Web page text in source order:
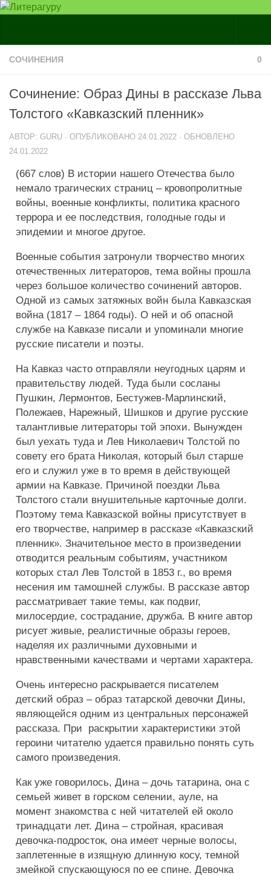
Главная
Кунилингвист
Анализ произведений
Доклады
Абитуриентам
Контакты
Рекламодателям
Разбор слов
СОЧИНЕНИЯ 0
Сочинение: Образ Дины в рассказе Льва
Толстого «Кавказский пленник»
АВТОР: GURU · ОПУБЛИКОВАНО 24.01.2022 · ОБНОВЛЕНО
24.01.2022
(667 слов) В истории нашего Отечества было
немало трагических страниц – кровопролитные
войны, военные конфликты, политика красного
террора и ее последствия, голодные годы и
эпидемии и многое другое.
Военные события затронули творчество многих
отечественных литераторов, тема войны прошла
через большое количество сочинений авторов.
Одной из самых затяжных войн была Кавказская
война (1817 – 1864 годы). О ней и об опасной
службе на Кавказе писали и упоминали многие
русские писатели и поэты.
На Кавказ часто отправляли неугодных царям и
правительству людей. Туда были сосланы
Пушкин, Лермонтов, Бестужев-Марлинский,
Полежаев, Нарежный, Шишков и другие русские
талантливые литераторы той эпохи. Вынужден
был уехать туда и Лев Николаевич Толстой по
совету его брата Николая, который был старше
его и служил уже в то время в действующей
армии на Кавказе. Причиной поездки Льва
Толстого стали внушительные карточные долги.
Поэтому тема Кавказской войны присутствует в
его творчестве, например в рассказе «Кавказский
пленник». Значительное место в произведении
отводится реальным событиям, участником
которых стал Лев Толстой в 1853 г., во время
несения им тамошней службы. В рассказе автор
рассматривает такие темы, как подвиг,
милосердие, сострадание, дружба. В книге автор
рисует живые, реалистичные образы героев,
наделяя их различными духовными и
нравственными качествами и чертами характера.
Очень интересно раскрывается писателем
детский образ – образ татарской девочки Дины,
являющейся одним из центральных персонажей
рассказа. При раскрытии характеристики этой
героини читателю удается правильно понять суть
самого произведения.
Как уже говорилось, Дина – дочь татарина, она с
семьей живет в горском селении, ауле, на
момент знакомства с ней читателей ей около
тринадцати лет. Дина – стройная, красивая
девочка-подросток, она имеет черные волосы,
заплетенные в изящную длинную косу, темной
змейкой спускающуюся по ее спине. Девочка